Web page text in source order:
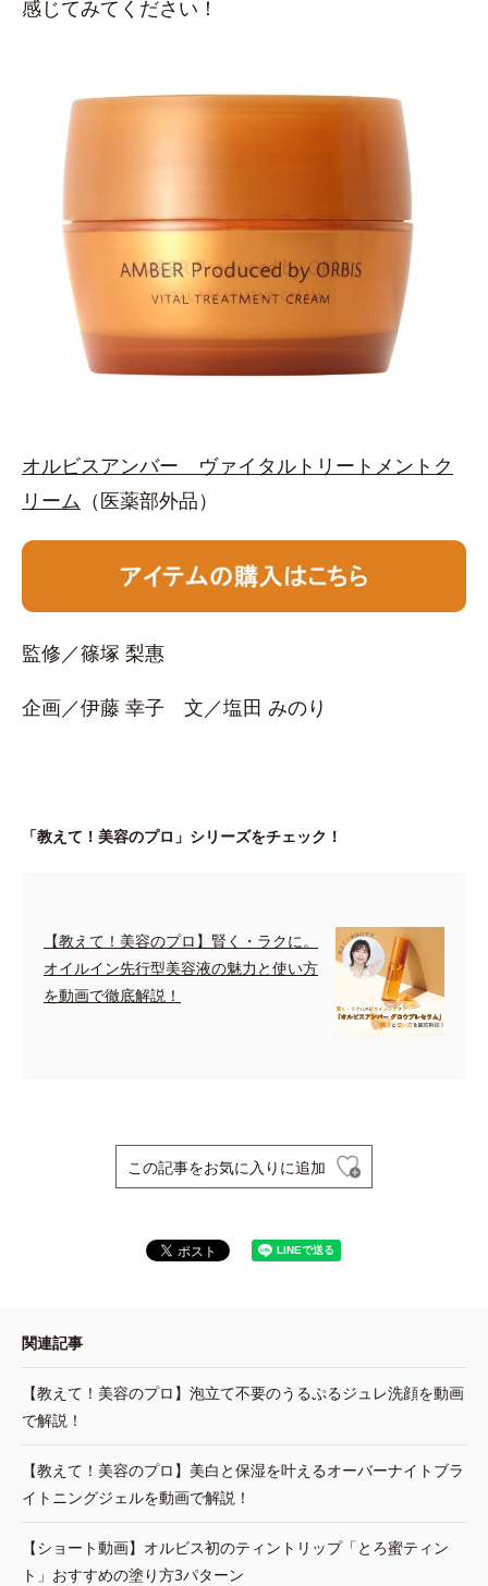
感じてみてください！
オルビスアンバー ヴァイタルトリートメントク
リーム （医薬部外品）
監修／篠塚 梨惠
企画／伊藤 幸子 文／塩田 みのり
「教えて！美容のプロ」シリーズをチェック！
【教えて！美容のプロ】賢く・ラクに。
オイルイン先行型美容液の魅力と使い方
を動画で徹底解説！
この記事をお気に入りに追加
関連記事
【教えて！美容のプロ】泡立て不要のうるぷるジュレ洗顔を動画
で解説！
【教えて！美容のプロ】美白と保湿を叶えるオーバーナイトブラ
イトニングジェルを動画で解説！
【ショート動画】オルビス初のティントリップ「とろ蜜ティン
ト」おすすめの塗り方3パターン